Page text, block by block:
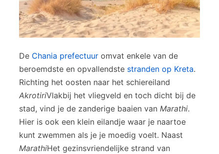
De Chania prefectuur omvat enkele van de
beroemdste en opvallendste stranden op Kreta.
Richting het oosten naar het schiereiland
AkrotiriVlakbij het vliegveld en toch dicht bij de
stad, vind je de zanderige baaien van Marathi.
Hier is ook een klein eilandje waar je naartoe
kunt zwemmen als je je moedig voelt. Naast
MarathiHet gezinsvriendelijke strand van